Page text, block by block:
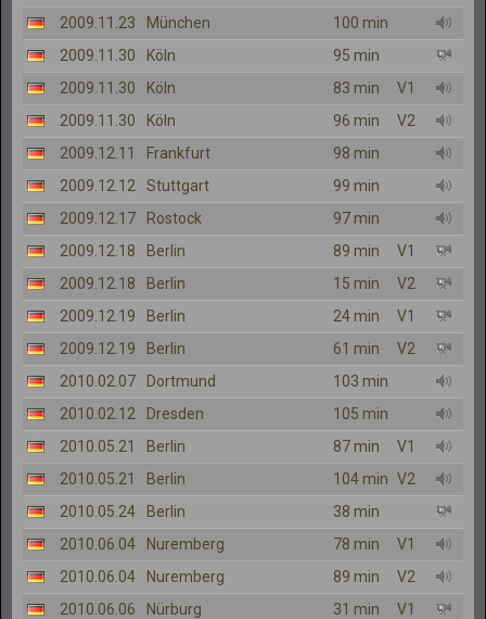
2009.11.23 München
100 min
2009.11.30
Köln
95 min
2009.11.30
Köln 83 min
V1
2009.11.30
Köln 96 min
V2
2009.12.11
Frankfurt
98 min
2009.12.12
Stuttgart
99 min
2009.12.17
Rostock
97 min
2009.12.18
Berlin 89 min
V1
2009.12.18
Berlin 15 min
V2
2009.12.19
Berlin 24 min
V1
2009.12.19
Berlin 61 min
V2
2010.02.07
Dortmund
103 min
2010.02.12
Dresden
105 min
2010.05.21
Berlin 87 min
V1
2010.05.21
Berlin 104 min V2
2010.05.24
Berlin
38 min
2010.06.04
Nuremberg 78 min
V1
2010.06.04
Nuremberg 89 min
V2
2010.06.06
Nürburg 31 min
V1